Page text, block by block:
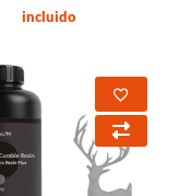
incluido